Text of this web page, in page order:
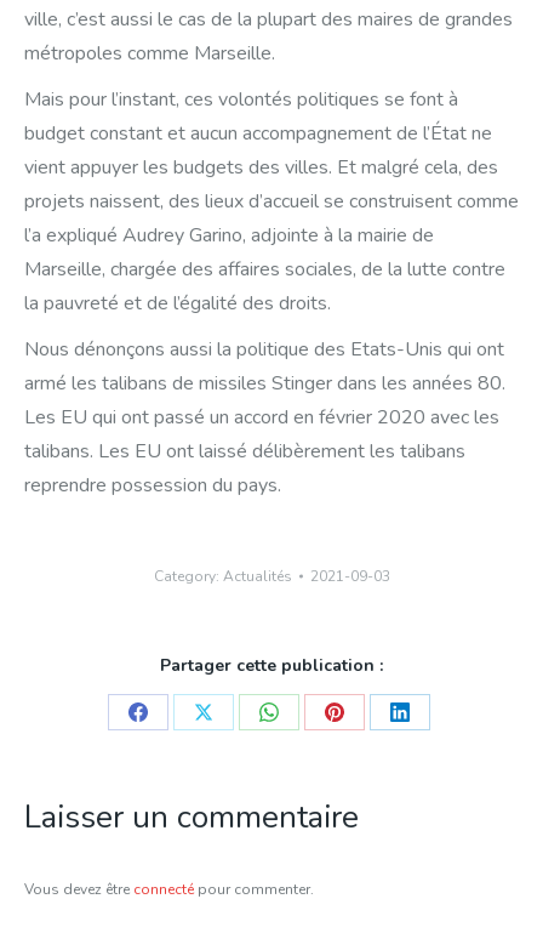
ville, c’est aussi le cas de la plupart des maires de grandes
métropoles comme Marseille.
Mais pour l’instant, ces volontés politiques se font à
budget constant et aucun accompagnement de l’État ne
vient appuyer les budgets des villes. Et malgré cela, des
projets naissent, des lieux d’accueil se construisent comme
l’a expliqué Audrey Garino, adjointe à la mairie de
Marseille, chargée des affaires sociales, de la lutte contre
la pauvreté et de l’égalité des droits.
Nous dénonçons aussi la politique des Etats-Unis qui ont
armé les talibans de missiles Stinger dans les années 80.
Les EU qui ont passé un accord en février 2020 avec les
talibans. Les EU ont laissé délibèrement les talibans
reprendre possession du pays.
Category: Actualités 2021-09-03
Partager cette publication :
Share
Share
Share
WhatsApp
Share
Share
Laisser un commentaire
Vous devez être connecté pour commenter.